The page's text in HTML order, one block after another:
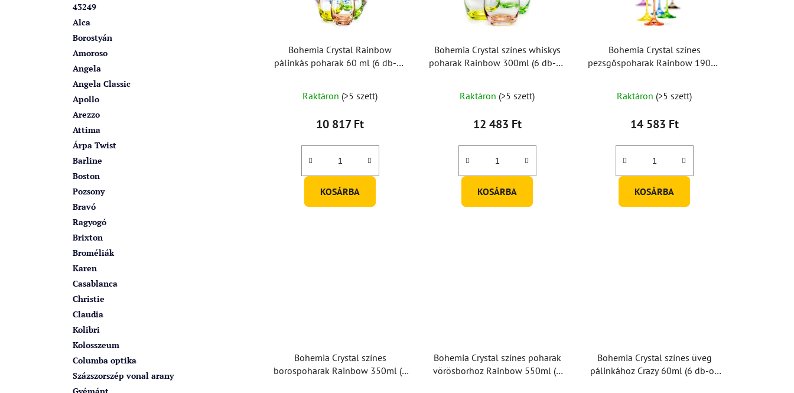
43249
Alca
Borostyán
Amoroso
Angela
Angela Classic
Apollo
Arezzo
Attima
Árpa Twist
Barline
Boston
Pozsony
Bravó
Ragyogó
Brixton
Broméliák
Karen
Casablanca
Christie
Claudia
Kolibri
Kolosszeum
Columba optika
Százszorszép vonal arany
e
d
e
é
s
e
Bohemia Crystal Rainbow
pálinkás poharak 60 ml (6 db-os
Raktáron (>5 szett)
10 817 Ft
KOSÁRBA
Bohemia Crystal színes whiskys
poharak Rainbow 300ml (6 db-os
Raktáron (>5 szett)
12 483 Ft
KOSÁRBA
Bohemia Crystal színes
pezsgőspoharak Rainbow 190ml
Raktáron (>5 szett)
14 583 Ft
KOSÁRBA
Bohemia Crystal színes
borospoharak Rainbow 350ml (6
Bohemia Crystal színes poharak
vörösborhoz Rainbow 550ml (6
Bohemia Crystal színes üveg
pálinkához Crazy 60ml (6 db-os